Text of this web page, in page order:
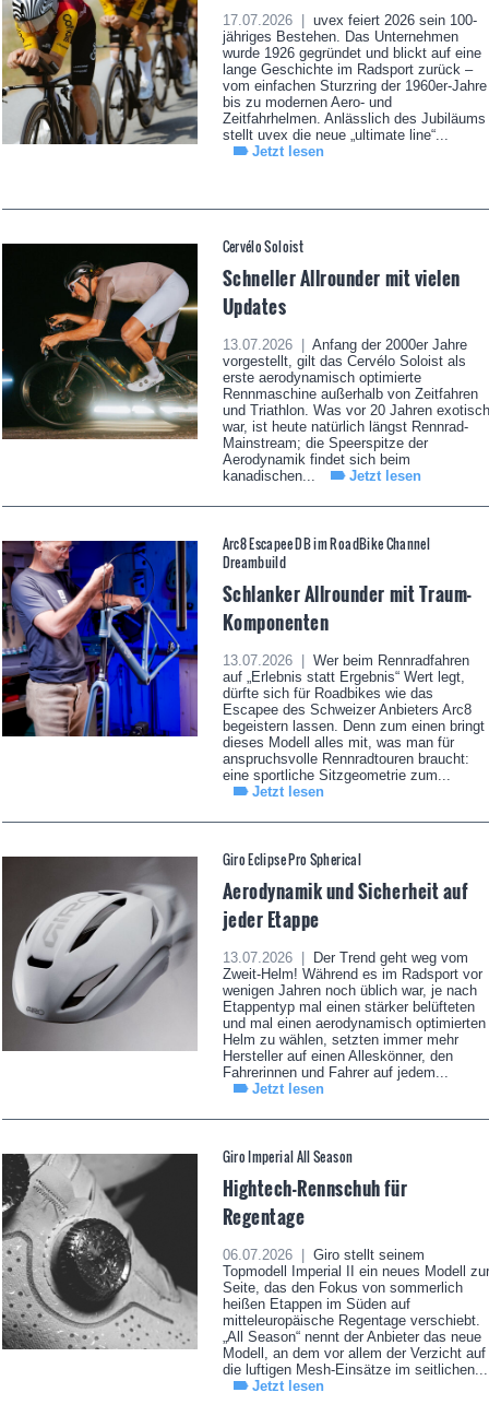
17.07.2026 |
uvex feiert 2026 sein 100-
jähriges Bestehen. Das Unternehmen
wurde 1926 gegründet und blickt auf eine
lange Geschichte im Radsport zurück –
vom einfachen Sturzring der 1960er-Jahre
bis zu modernen Aero- und
Zeitfahrhelmen. Anlässlich des Jubiläums
stellt uvex die neue „ultimate line“...
Jetzt lesen
Cervélo Soloist
Schneller Allrounder mit vielen
Updates
13.07.2026 |
Anfang der 2000er Jahre
vorgestellt, gilt das Cervélo Soloist als
erste aerodynamisch optimierte
Rennmaschine außerhalb von Zeitfahren
und Triathlon. Was vor 20 Jahren exotisch
war, ist heute natürlich längst Rennrad-
Mainstream; die Speerspitze der
Aerodynamik findet sich beim
kanadischen...
Jetzt lesen
Arc8 Escapee DB im RoadBike Channel
Dreambuild
Schlanker Allrounder mit Traum-
Komponenten
13.07.2026 |
Wer beim Rennradfahren
auf „Erlebnis statt Ergebnis“ Wert legt,
dürfte sich für Roadbikes wie das
Escapee des Schweizer Anbieters Arc8
begeistern lassen. Denn zum einen bringt
dieses Modell alles mit, was man für
anspruchsvolle Rennradtouren braucht:
eine sportliche Sitzgeometrie zum...
Jetzt lesen
Giro Eclipse Pro Spherical
Aerodynamik und Sicherheit auf
jeder Etappe
13.07.2026 |
Der Trend geht weg vom
Zweit-Helm! Während es im Radsport vor
wenigen Jahren noch üblich war, je nach
Etappentyp mal einen stärker belüfteten
und mal einen aerodynamisch optimierten
Helm zu wählen, setzten immer mehr
Hersteller auf einen Alleskönner, den
Fahrerinnen und Fahrer auf jedem...
Jetzt lesen
Giro Imperial All Season
Hightech-Rennschuh für
Regentage
06.07.2026 |
Giro stellt seinem
Topmodell Imperial II ein neues Modell zur
Seite, das den Fokus von sommerlich
heißen Etappen im Süden auf
mitteleuropäische Regentage verschiebt.
„All Season“ nennt der Anbieter das neue
Modell, an dem vor allem der Verzicht auf
die luftigen Mesh-Einsätze im seitlichen...
Jetzt lesen